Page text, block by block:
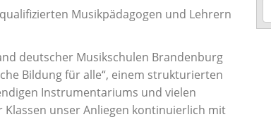
Musikpädagogen und Lehrern
deutscher Musikschulen Brandenburg
Bildung für alle“, einem strukturierten
Instrumentariums und vielen
unser Anliegen kontinuierlich mit